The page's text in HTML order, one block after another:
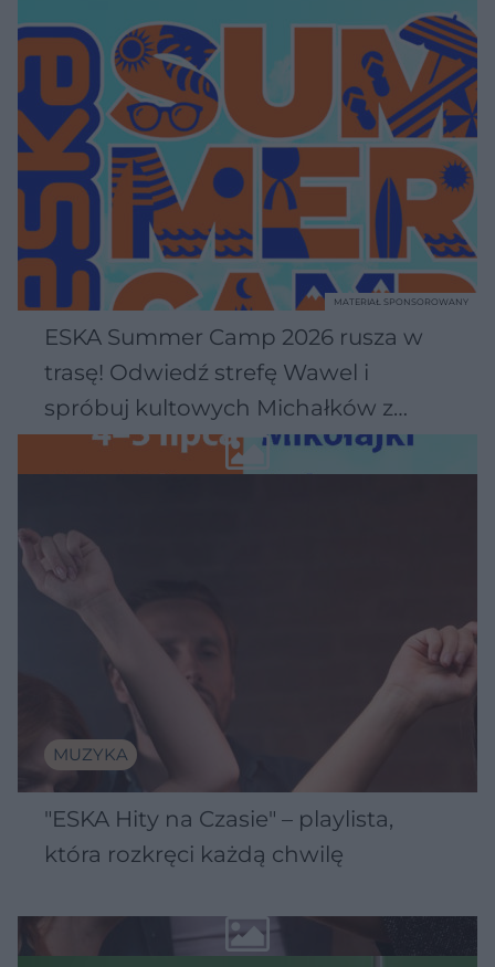
ESKA Summer Camp 2026 rusza w
trasę! Odwiedź strefę Wawel i
spróbuj kultowych Michałków z
Wawelu
MATERIAŁ SPONSOROWANY
MUZYKA
"ESKA Hity na Czasie" – playlista,
która rozkręci każdą chwilę